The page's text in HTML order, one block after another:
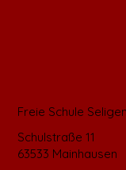
Freie Schule
Schulstraße 11
63533 Mainhausen